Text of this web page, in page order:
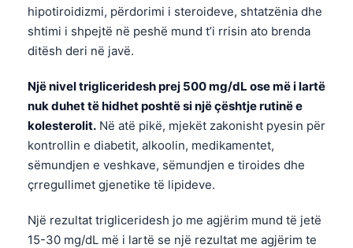
hipotiroidizmi, përdorimi i steroideve, shtatzënia dhe
shtimi i shpejtë në peshë mund t’i rrisin ato brenda
ditësh deri në javë.
Një nivel trigliceridesh prej 500 mg/dL ose më i lartë
nuk duhet të hidhet poshtë si një çështje rutinë e
kolesterolit. Në atë pikë, mjekët zakonisht pyesin për
kontrollin e diabetit, alkoolin, medikamentet,
sëmundjen e veshkave, sëmundjen e tiroides dhe
çrregullimet gjenetike të lipideve.
Një rezultat trigliceridesh jo me agjërim mund të jetë
15-30 mg/dL më i lartë se një rezultat me agjërim te
پښتو
سنڌي
සිංහල
অসমীয়া
Latviešu valoda
Euskara
Gàidhlig